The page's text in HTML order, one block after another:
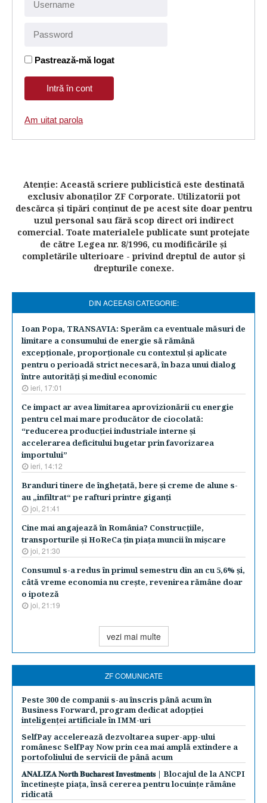
Pastrează-mă logat
Am uitat parola
Atenţie: Această scriere publicistică este destinată
exclusiv abonaţilor ZF Corporate. Utilizatorii pot
descărca şi tipări conţinut de pe acest site doar pentru
uzul personal sau fără scop direct ori indirect
comercial. Toate materialele publicate sunt protejate
de către Legea nr. 8/1996, cu modificările şi
completările ulterioare - privind dreptul de autor şi
drepturile conexe.
DIN ACEEASI CATEGORIE:
Ioan Popa, TRANSAVIA: Sperăm ca eventuale măsuri de
limitare a consumului de energie să rămână
excepţionale, proporţionale cu contextul şi aplicate
pentru o perioadă strict necesară, în baza unui dialog
între autorităţi şi mediul economic
ieri, 17:01
Ce impact ar avea limitarea aprovizionării cu energie
pentru cel mai mare producător de ciocolată:
“reducerea producţiei industriale interne şi
accelerarea deficitului bugetar prin favorizarea
importului”
ieri, 14:12
Branduri tinere de îngheţată, bere şi creme de alune s-
au „infiltrat“ pe rafturi printre giganţi
joi, 21:41
Cine mai angajează în România? Construcţiile,
transporturile şi HoReCa ţin piaţa muncii în mişcare
joi, 21:30
Consumul s-a redus în primul semestru din an cu 5,6% şi,
câtă vreme economia nu creşte, revenirea rămâne doar
o ipoteză
joi, 21:19
vezi mai multe
ZF COMUNICATE
Peste 300 de companii s-au înscris până acum în
Business Forward, program dedicat adopției
inteligenței artificiale în IMM-uri
SelfPay accelerează dezvoltarea super-app-ului
românesc SelfPay Now prin cea mai amplă extindere a
portofoliului de servicii de până acum
𝐀𝐍𝐀𝐋𝐈𝐙𝐀 𝐍𝐨𝐫𝐭𝐡 𝐁𝐮𝐜𝐡𝐚𝐫𝐞𝐬𝐭 𝐈𝐧𝐯𝐞𝐬𝐭𝐦𝐞𝐧𝐭𝐬 | Blocajul de la ANCPI
încetinește piața, însă cererea pentru locuințe rămâne
ridicată